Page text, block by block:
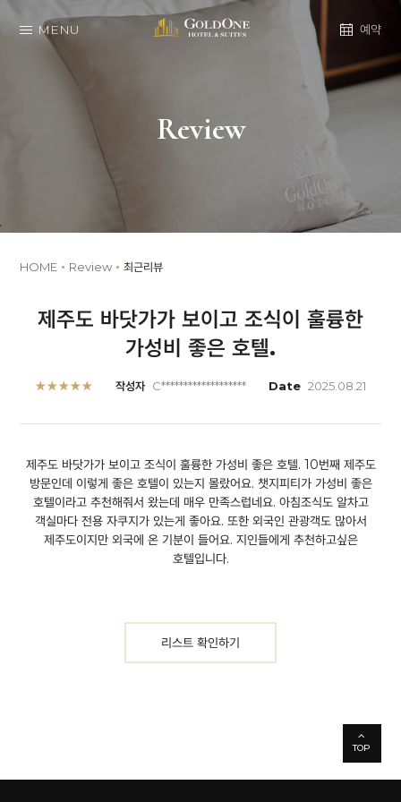
MENU 예약
Review
HOME Review 최근리뷰
제주도 바닷가가 보이고 조식이 훌륭한
가성비 좋은 호텔.
★★★★★ 작성자 C******************* Date 2025.08.21
제주도 바닷가가 보이고 조식이 훌륭한 가성비 좋은 호텔. 10번째 제주도
방문인데 이렇게 좋은 호텔이 있는지 몰랐어요. 챗지피티가 가성비 좋은
호텔이라고 추천해줘서 왔는데 매우 만족스럽네요. 아침조식도 알차고
객실마다 전용 자쿠지가 있는게 좋아요. 또한 외국인 관광객도 많아서
제주도이지만 외국에 온 기분이 들어요. 지인들에게 추천하고싶은
호텔입니다.
리스트 확인하기
TOP